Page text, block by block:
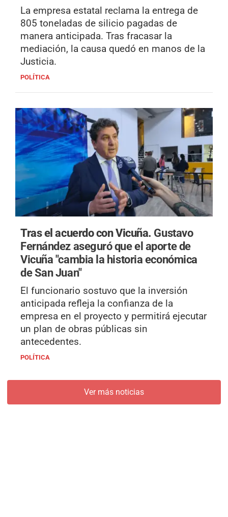
La empresa estatal reclama la entrega de
805 toneladas de silicio pagadas de
manera anticipada. Tras fracasar la
mediación, la causa quedó en manos de la
Justicia.
POLÍTICA
Tras el acuerdo con Vicuña. Gustavo
Fernández aseguró que el aporte de
Vicuña "cambia la historia económica
de San Juan"
El funcionario sostuvo que la inversión
anticipada refleja la confianza de la
empresa en el proyecto y permitirá ejecutar
un plan de obras públicas sin
antecedentes.
POLÍTICA
Ver más noticias